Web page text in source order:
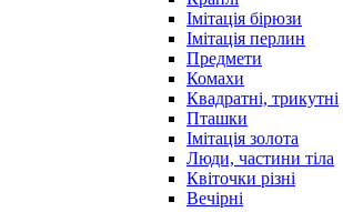
Імітація бірюзи
Імітація перлин
Предмети
Комахи
Квадратні, трикутні
Пташки
Імітація золота
Люди, частини тіла
Квіточки різні
Вечірні